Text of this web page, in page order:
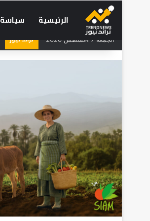
الرئيسية سياسة
الجمعة 7 أغسطس 2026 تراند نيوز